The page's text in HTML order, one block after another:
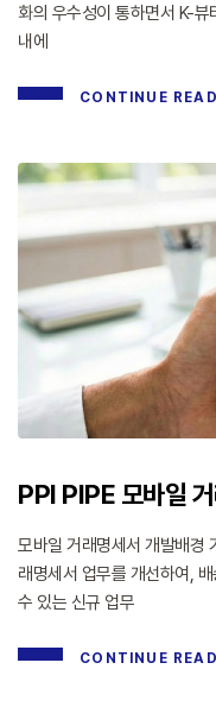
화의 우수성이 통하면서 K-
내에
CONTINUE
PPI PIPE 모바일
모바일 거래명세서 개발배경
래명세서 업무를 개선하여,
수 있는 신규 업무
CONTINUE